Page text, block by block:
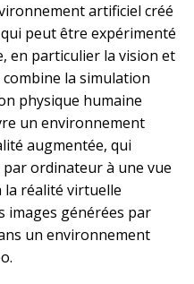
artificiel créé
peut être expérimenté
en particulier la vision et
la simulation
physique humaine
un environnement
augmentée, qui
ordinateur à une vue
la réalité virtuelle
images générées par
un environnement